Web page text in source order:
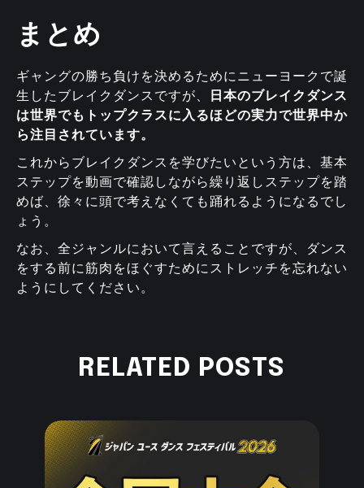
まとめ
ギャングの勝ち負けを決めるためにニューヨークで誕
生したブレイクダンスですが、 日本のブレイクダンス
は世界でもトップクラスに入るほどの実力で世界中か
ら注目されています。
これからブレイクダンスを学びたいという方は、基本
ステップを動画で確認しながら繰り返しステップを踏
めば、徐々に頭で考えなくても踊れるようになるでし
ょう。
なお、全ジャンルにおいて言えることですが、ダンス
をする前に筋肉をほぐすためにストレッチを忘れない
ようにしてください。
RELATED POSTS